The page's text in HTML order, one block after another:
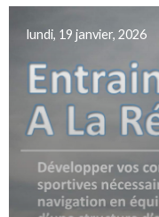
lundi, 19 janvier, 2026